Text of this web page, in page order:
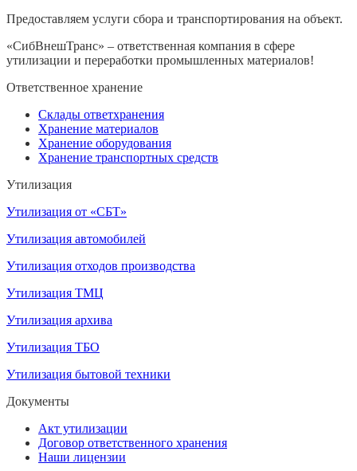
Предоставляем услуги сбора и транспортирования на объект.
«СибВнешТранс» – ответственная компания в сфере
утилизации и переработки промышленных материалов!
Ответственное хранение
Склады ответхранения
Хранение материалов
Хранение оборудования
Хранение транспортных средств
Утилизация
Утилизация от «СБТ»
Утилизация автомобилей
Утилизация отходов производства
Утилизация ТМЦ
Утилизация архива
Утилизация ТБО
Утилизация бытовой техники
Документы
Акт утилизации
Договор ответственного хранения
Наши лицензии